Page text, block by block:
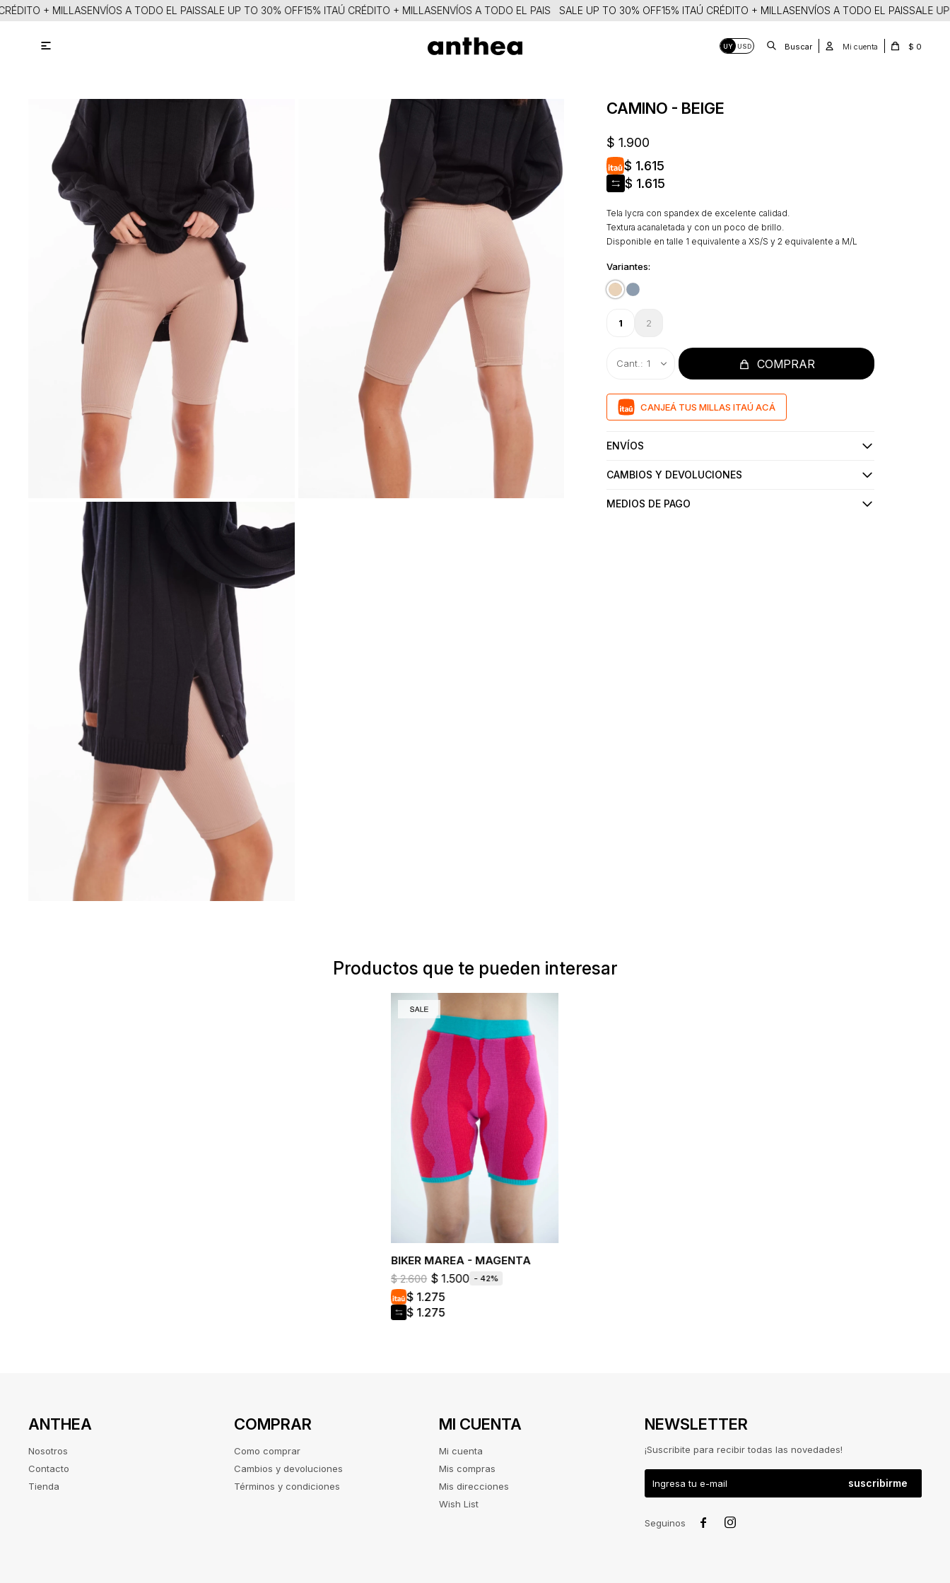
+ MILLASENVÍOS A TODO EL PAISSALE UP TO 30% OFF15% ITAÚ CRÉDITO + MILLASENVÍOS A TODO EL PAIS SALE UP TO 30% OFF15% ITAÚ CRÉDITO + MILLAS ENVÍOS A TODO EL PAISSALE UP
UY USD $ 0

CAMINO - BEIGE
$ 1.900
$ 1.615
$ 1.615
Tela lycra con spandex de excelente calidad.
Textura acanaletada y con un poco de brillo.
Disponible en talle 1 equivalente a XS/S y 2 equivalente a M/L
Variantes:
1 2
1 COMPRAR
CANJEÁ TUS MILLAS ITAÚ ACÁ
ENVÍOS
CAMBIOS Y DEVOLUCIONES
MEDIOS DE PAGO
Productos que te pueden interesar
BIKER MAREA - MAGENTA
$ 2.600 $ 1.500 42
$ 1.275
$ 1.275
ANTHEA
Nosotros
Contacto
Tienda
COMPRAR
Como comprar
Cambios y devoluciones
Términos y condiciones
MI CUENTA
Mi cuenta
Mis compras
Mis direcciones
Wish List
NEWSLETTER
¡Suscribite para recibir todas las novedades!
suscribirme
Seguinos  